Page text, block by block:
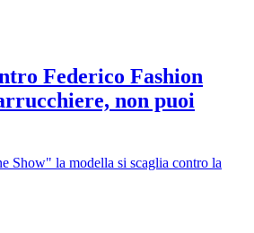
Federico Fashion
non puoi
Show" la modella si scaglia contro la